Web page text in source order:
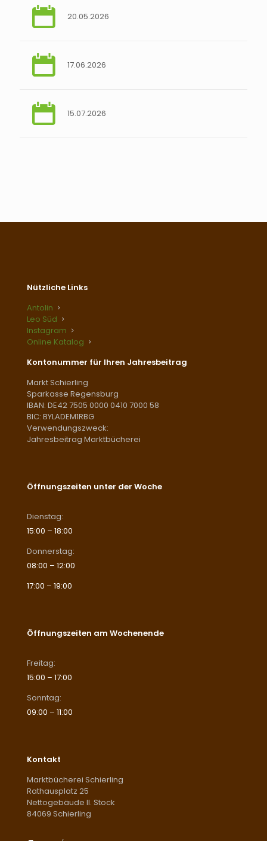
20.05.2026
17.06.2026
15.07.2026
Nützliche Links
Antolin
Leo Süd
Instagram
Online Katalog
Kontonummer für Ihren Jahresbeitrag
Markt Schierling
Sparkasse Regensburg
IBAN: DE42 7505 0000 0410 7000 58
BIC: BYLADEM1RBG
Verwendungszweck:
Jahresbeitrag Marktbücherei
Öffnungszeiten unter der Woche
Dienstag:
15:00 – 18:00
Donnerstag:
08:00 – 12:00
17:00 – 19:00
Öffnungszeiten am Wochenende
Freitag:
15:00 – 17:00
Sonntag:
09:00 – 11:00
Kontakt
Marktbücherei Schierling
Rathausplatz 25
Nettogebäude II. Stock
84069 Schierling